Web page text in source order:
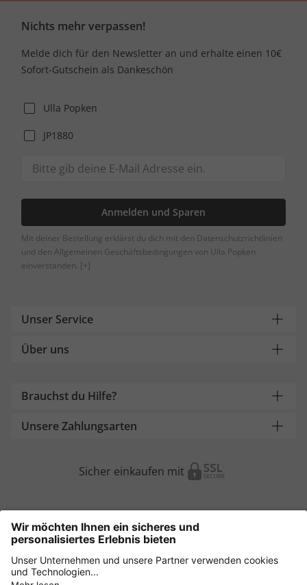
Nichts mehr verpassen!
Melde dich für den Newsletter an und erhalte einen 10€
Sofort-Gutschein als Dankeschön
Ulla Popken
JP1880
Anmelden und Sparen
Mit deiner Bestellung erklärst du dich mit den Datenschutzrichtlinien
und den Allgemeinen Geschäftsbedingungen von Ulla Popken
einverstanden. [+]
Unser Service
Über uns
Brauchst du Hilfe?
Unsere Zahlungsarten
Sicher einkaufen mit
Weitere Onlineshops